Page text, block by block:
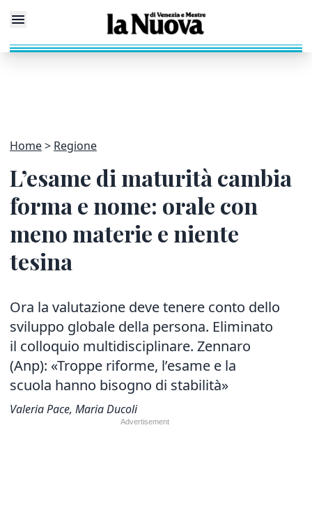
Home Regione
L’esame di maturità cambia
forma e nome: orale con
meno materie e niente
tesina
Ora la valutazione deve tenere conto dello
sviluppo globale della persona. Eliminato
il colloquio multidisciplinare. Zennaro
(Anp): «Troppe riforme, l’esame e la
scuola hanno bisogno di stabilità»
Valeria Pace, Maria Ducoli